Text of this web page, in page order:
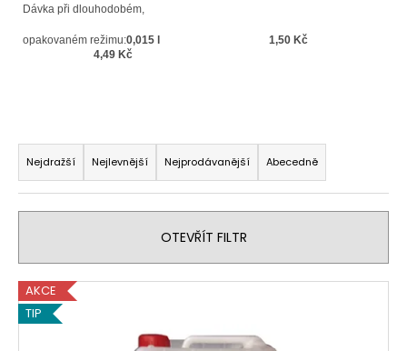
Dávka při dlouhodobém,
opakovaném režimu:0,015 l
1,50 Kč
4,49 Kč
Ř
a
z
e
í
p
r
o
Nejdražší Nejlevnější Nejprodávanější Abecedně
OTEVŘÍT FILTR
V
ý
AKCE
TIP